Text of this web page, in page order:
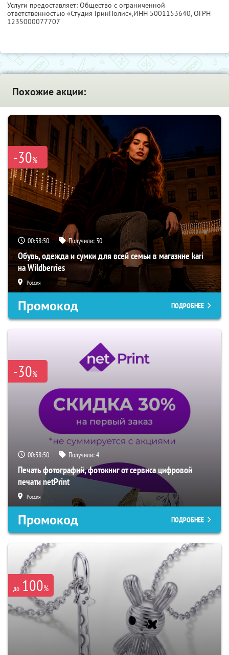
Услуги предоставляет: Общество с ограниченной
ответственностью «Студия ГринПолис»,ИНН 5001153640, ОГРН
1235000077707
Похожие акции:
-30%
00:38:49 Получили: 30
Обувь, одежда и сумки для всей семьи в магазине kari
на Wildberries
Россия
Промокод ПОДРОБНЕЕ
-30%
00:38:49 Получили:4
Печать фотографий, фотокниг от сервиса цифровой
печати netPrint
Россия
Промокод ПОДРОБНЕЕ
до 100%